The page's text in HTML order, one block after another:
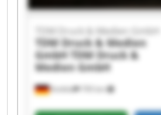
Krefeld 795 km
TDM Druck & Medien GmbH
TDM Druck & Medien
GmbH TDM Druck &
Medien GmbH